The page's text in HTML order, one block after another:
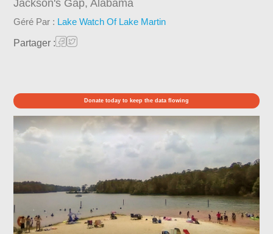
Jackson's Gap,Alabama
Géré Par : Lake Watch Of Lake Martin
Partager :
Donate today to keep the data flowing